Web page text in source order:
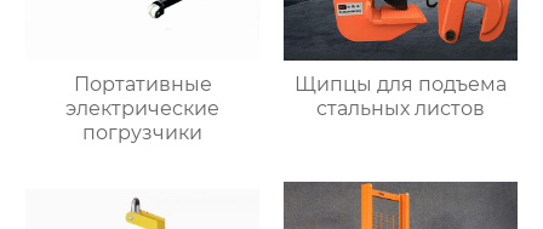
Портативные
электрические
погрузчики
Щипцы для подъема
стальных листов